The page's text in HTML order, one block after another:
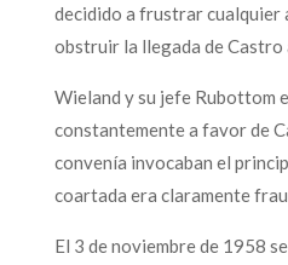
decidido a frustrar cualquier
obstruir la llegada de Castro
Wieland y su jefe Rubottom
constantemente a favor de
convenía invocaban el
coartada era claramente
El 3 de noviembre de 1958